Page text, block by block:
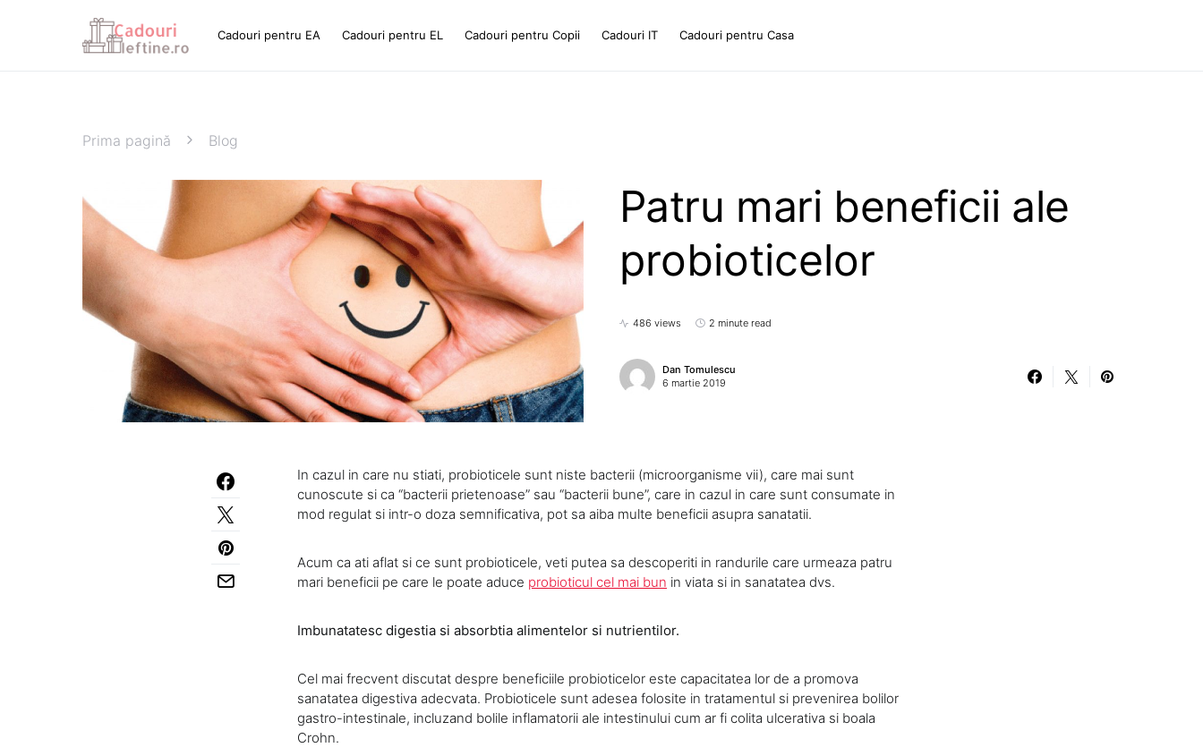
Cadouri pentru EA Cadouri pentru EL Cadouri pentru Copii Cadouri IT Cadouri pentru Casa
Prima pagină Blog
Patru mari beneficii ale
probioticelor
486 views 2 minute read
Dan Tomulescu
6 martie 2019
In cazul in care nu stiati, probioticele sunt niste bacterii (microorganisme vii), care mai sunt
cunoscute si ca “bacterii prietenoase” sau “bacterii bune”, care in cazul in care sunt consumate in
mod regulat si intr-o doza semnificativa, pot sa aiba multe beneficii asupra sanatatii.
Acum ca ati aflat si ce sunt probioticele, veti putea sa descoperiti in randurile care urmeaza patru
mari beneficii pe care le poate aduce probioticul cel mai bun in viata si in sanatatea dvs.
Imbunatatesc digestia si absorbtia alimentelor si nutrientilor.
Cel mai frecvent discutat despre beneficiile probioticelor este capacitatea lor de a promova
sanatatea digestiva adecvata. Probioticele sunt adesea folosite in tratamentul si prevenirea bolilor
gastro-intestinale, incluzand bolile inflamatorii ale intestinului cum ar fi colita ulcerativa si boala
Crohn.